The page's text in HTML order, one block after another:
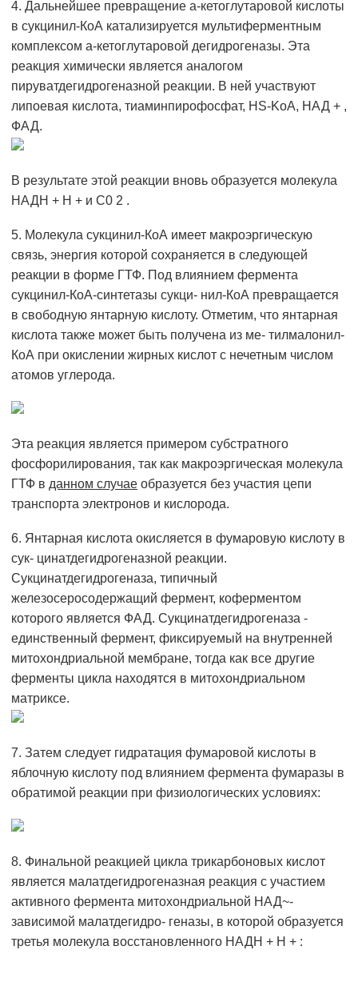
4. Дальнейшее превращение а-кетоглутаровой кислоты
в сукцинил-КоА катализируется мультиферментным
комплексом а-кетоглутаровой дегидрогеназы. Эта
реакция химически является аналогом
пируватдегидрогеназной реакции. В ней участвуют
липоевая кислота, тиаминпирофосфат, HS-KoA, НАД + ,
ФАД.
В результате этой реакции вновь образуется молекула
НАДН + Н + и С0 2 .
5. Молекула сукцинил-КоА имеет макроэргическую
связь, энергия которой сохраняется в следующей
реакции в форме ГТФ. Под влиянием фермента
сукцинил-КоА-синтетазы сукци- нил-КоА превращается
в свободную янтарную кислоту. Отметим, что янтарная
кислота также может быть получена из ме- тилмалонил-
КоА при окислении жирных кислот с нечетным числом
атомов углерода.
Эта реакция является примером субстратного
фосфорилирования, так как макроэргическая молекула
ГТФ в данном случае образуется без участия цепи
транспорта электронов и кислорода.
6. Янтарная кислота окисляется в фумаровую кислоту в
сук- цинатдегидрогеназной реакции.
Сукцинатдегидрогеназа, типичный
железосеросодержащий фермент, коферментом
которого является ФАД. Сукцинатдегидрогеназа -
единственный фермент, фиксируемый на внутренней
митохондриальной мембране, тогда как все другие
ферменты цикла находятся в митохондриальном
матриксе.
7. Затем следует гидратация фумаровой кислоты в
яблочную кислоту под влиянием фермента фумаразы в
обратимой реакции при физиологических условиях:
8. Финальной реакцией цикла трикарбоновых кислот
является малатдегидрогеназная реакция с участием
активного фермента митохондриальной НАД~-
зависимой малатдегидро- геназы, в которой образуется
третья молекула восстановленного НАДН + Н + :